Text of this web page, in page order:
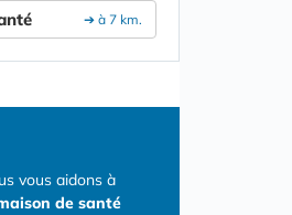
➔ à 7 km.
vous aidons à
de santé